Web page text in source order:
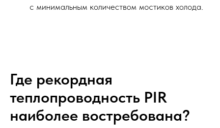
с минимальным количеством мостиков холода.
Где рекордная
теплопроводность PIR
наиболее востребована?